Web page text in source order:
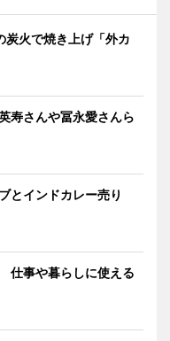
火で焼き上げ「外カ
寿さんや冨永愛さんら
とインドカレー売り
仕事や暮らしに使える